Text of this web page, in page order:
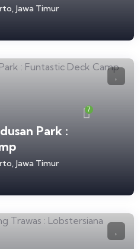
Jawa Timur
7
Park :
Jawa Timur